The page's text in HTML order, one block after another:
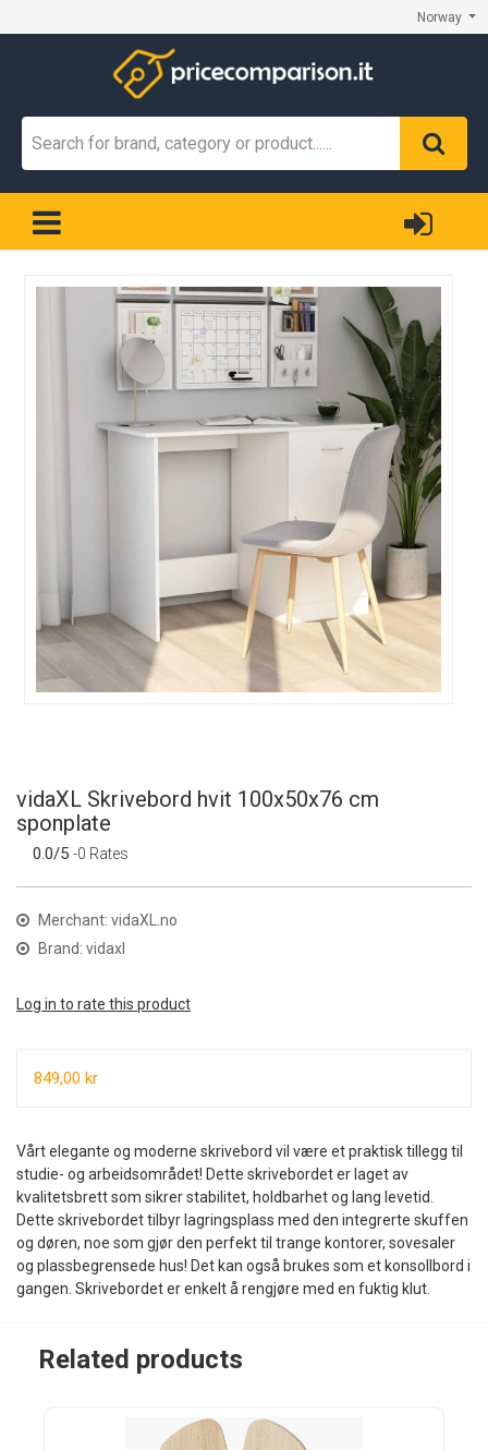
Norway
vidaXL Skrivebord hvit 100x50x76 cm
sponplate
0.0/5 -0 Rates
Merchant: vidaXL.no
Brand: vidaxl
Log in to rate this product
849,00 kr
Vårt elegante og moderne skrivebord vil være et praktisk tillegg til
studie- og arbeidsområdet! Dette skrivebordet er laget av
kvalitetsbrett som sikrer stabilitet, holdbarhet og lang levetid.
Dette skrivebordet tilbyr lagringsplass med den integrerte skuffen
og døren, noe som gjør den perfekt til trange kontorer, sovesaler
og plassbegrensede hus! Det kan også brukes som et konsollbord i
gangen. Skrivebordet er enkelt å rengjøre med en fuktig klut.
Related products